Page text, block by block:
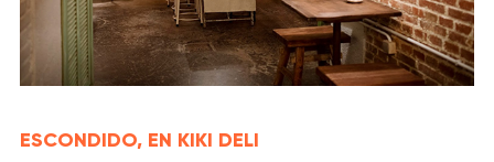
ESCONDIDO, EN KIKI DELI